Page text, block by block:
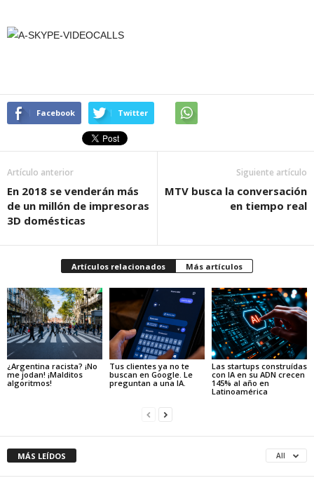
Facebook Twitter
Artículo anterior
En 2018 se venderán más
de un millón de impresoras
3D domésticas
Siguiente artículo
MTV busca la conversación
en tiempo real
Artículos relacionados Más artículos
¿Argentina racista? ¡No
me jodan! ¡Malditos
algoritmos!
Tus clientes ya no te
buscan en Google. Le
preguntan a una IA.
Las startups construídas
con IA en su ADN crecen
145% al año en
Latinoamérica
MÁS LEÍDOS All